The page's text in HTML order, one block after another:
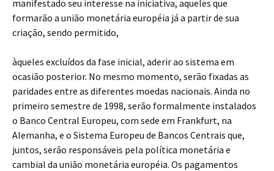
manifestado seu interesse na iniciativa, aqueles que
formarão a união monetária européia já a partir de sua
criação, sendo permitido,
àqueles excluídos da fase inicial, aderir ao sistema em
ocasião posterior. No mesmo momento, serão fixadas as
paridades entre as diferentes moedas nacionais. Ainda no
primeiro semestre de 1998, serão formalmente instalados
o Banco Central Europeu, com sede em Frankfurt, na
Alemanha, e o Sistema Europeu de Bancos Centrais que,
juntos, serão responsáveis pela política monetária e
cambial da união monetária européia. Os pagamentos